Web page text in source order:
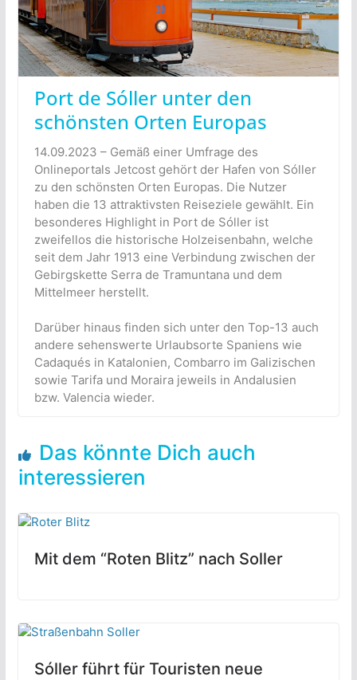
Port de Sóller unter den
schönsten Orten Europas
14.09.2023 – Gemäß einer Umfrage des
Onlineportals Jetcost gehört der Hafen von Sóller
zu den schönsten Orten Europas. Die Nutzer
haben die 13 attraktivsten Reiseziele gewählt. Ein
besonderes Highlight in Port de Sóller ist
zweifellos die historische Holzeisenbahn, welche
seit dem Jahr 1913 eine Verbindung zwischen der
Gebirgskette Serra de Tramuntana und dem
Mittelmeer herstellt.
Darüber hinaus finden sich unter den Top-13 auch
andere sehenswerte Urlaubsorte Spaniens wie
Cadaqués in Katalonien, Combarro im Galizischen
sowie Tarifa und Moraira jeweils in Andalusien
bzw. Valencia wieder.
Das könnte Dich auch
interessieren
Mit dem “Roten Blitz” nach Soller
Sóller führt für Touristen neue